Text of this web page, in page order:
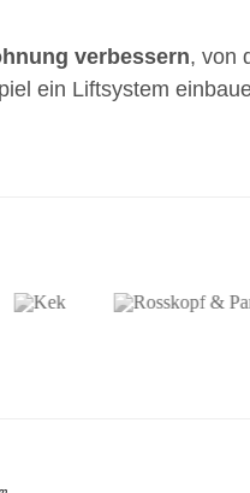
verbessern, von
ein Liftsystem